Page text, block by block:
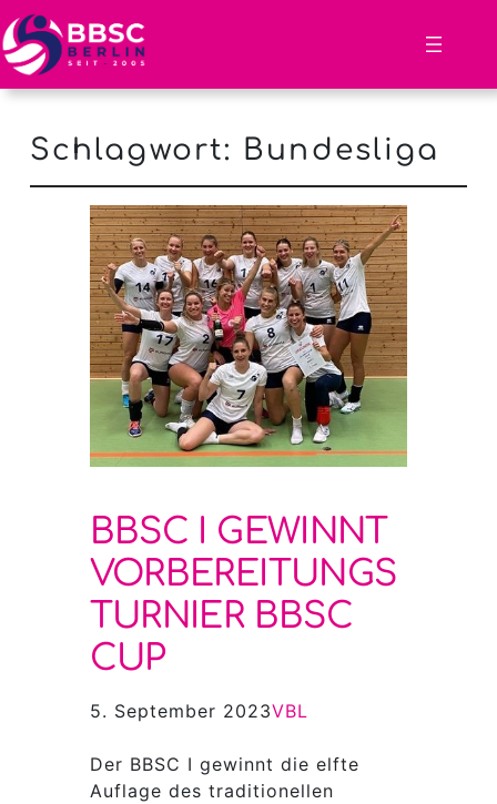
Schlagwort: Bundesliga
BBSC I GEWINNT
VORBEREITUNGS
TURNIER BBSC
CUP
5. September 2023VBL
Der BBSC I gewinnt die elfte
Auflage des traditionellen